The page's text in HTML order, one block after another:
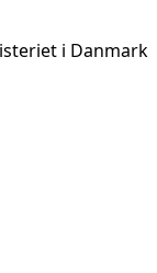
i Danmark